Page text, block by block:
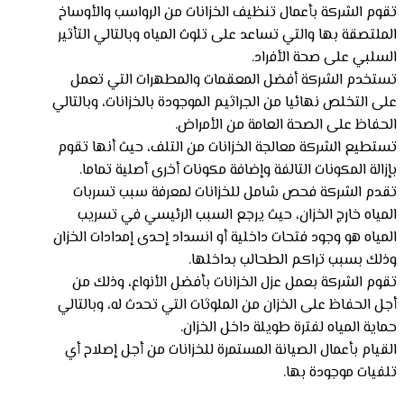
تقوم الشركة بأعمال تنظيف الخزانات من الرواسب والأوساخ
الملتصقة بها والتي تساعد على تلوث المياه وبالتالي التأثير
السلبي على صحة الأفراد.
تستخدم الشركة أفضل المعقمات والمطهرات التي تعمل
على التخلص نهائيا من الجراثيم الموجودة بالخزانات، وبالتالي
الحفاظ على الصحة العامة من الأمراض.
تستطيع الشركة معالجة الخزانات من التلف، حيث أنها تقوم
بإزالة المكونات التالفة وإضافة مكونات أخرى أصلية تماما.
تقدم الشركة فحص شامل للخزانات لمعرفة سبب تسربات
المياه خارج الخزان، حيث يرجع السبب الرئيسي في تسريب
المياه هو وجود فتحات داخلية أو انسداد إحدى إمدادات الخزان
وذلك بسبب تراكم الطحالب بداخلها.
تقوم الشركة بعمل عزل الخزانات بأفضل الأنواع، وذلك من
أجل الحفاظ على الخزان من الملوثات التي تحدث له، وبالتالي
حماية المياه لفترة طويلة داخل الخزان.
القيام بأعمال الصيانة المستمرة للخزانات من أجل إصلاح أي
تلفيات موجودة بها.